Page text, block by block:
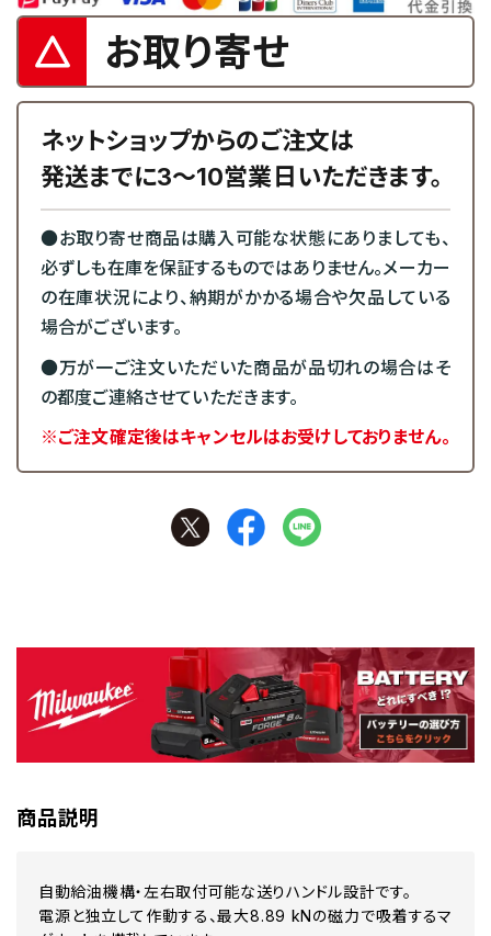
お取り寄せ
ネットショップからのご注文は
発送までに3～10営業日いただきます。
●お取り寄せ商品は購入可能な状態にありましても、
必ずしも在庫を保証するものではありません。メーカー
の在庫状況により、納期がかかる場合や欠品している
場合がございます。
●万が一ご注文いただいた商品が品切れの場合はそ
の都度ご連絡させていただきます。
※ご注文確定後はキャンセルはお受けしておりません。
商品説明
自動給油機構・左右取付可能な送りハンドル設計です。
電源と独立して作動する、最大8.89 kNの磁力で吸着するマ